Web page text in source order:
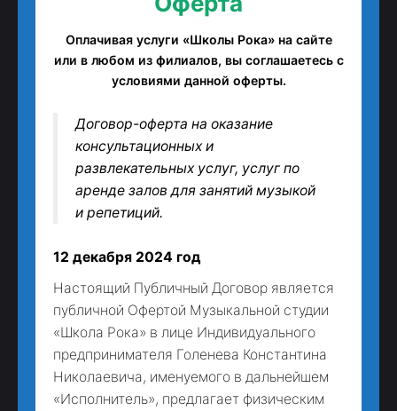
Оплачивая услуги «Школы Рока» на сайте
или в любом из филиалов, вы соглашаетесь с
условиями данной оферты.
Договор-оферта на оказание
консультационных и
развлекательных услуг, услуг по
аренде залов для занятий музыкой
и репетиций.
12 декабря 2024 год
Настоящий Публичный Договор является
публичной Офертой Музыкальной студии
«Школа Рока» в лице Индивидуального
предпринимателя Голенева Константина
Николаевича, именуемого в дальнейшем
«Исполнитель», предлагает физическим